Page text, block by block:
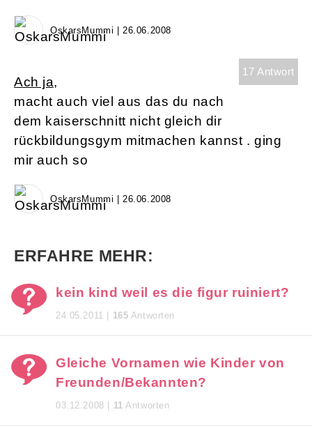
OskarsMummi | 26.06.2008
17 Antwort
Ach ja,
macht auch viel aus das du nach
dem kaiserschnitt nicht gleich dir
rückbildungsgym mitmachen kannst . ging
mir auch so
OskarsMummi | 26.06.2008
ERFAHRE MEHR:
kein kind weil es die figur ruiniert?
24.05.2011 | 165 Antworten
Gleiche Vornamen wie Kinder von
Freunden/Bekannten?
03.12.2008 | 11 Antworten